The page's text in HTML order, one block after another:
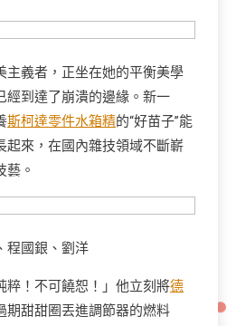
主義者，正坐在她的平衡美學
經到達了崩潰的邊緣。新一
斯柯達零件水箱精的“好苗子”能
起來，在國內雜技領域不斷嶄
藝。
程國銀、劉洋
粹！不可饒恕！」他立刻將德
期甜甜圈丟進調節器的燃料